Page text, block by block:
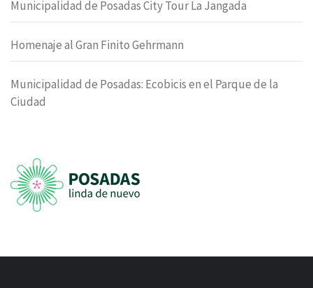
Municipalidad de Posadas City Tour La Jangada
Homenaje al Gran Finito Gehrmann
Municipalidad de Posadas: Ecobicis en el Parque de la
Ciudad